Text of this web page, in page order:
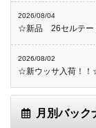
2026/08/04
☆新品 26セルテー
2026/08/02
☆新ウッサ入荷！
月別バック